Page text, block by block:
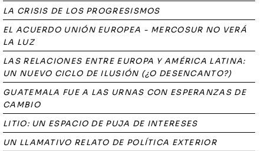
LA CRISIS DE LOS PROGRESISMOS
EL ACUERDO UNIÓN EUROPEA - MERCOSUR NO VERÁ
LA LUZ
LAS RELACIONES ENTRE EUROPA Y AMÉRICA LATINA:
UN NUEVO CICLO DE ILUSIÓN (¿O DESENCANTO?)
GUATEMALA FUE A LAS URNAS CON ESPERANZAS DE
CAMBIO
LITIO: UN ESPACIO DE PUJA DE INTERESES
UN LLAMATIVO RELATO DE POLÍTICA EXTERIOR